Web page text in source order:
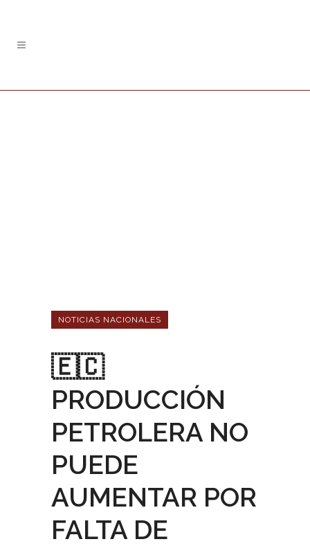
NOTICIAS NACIONALES
🇪🇨
PRODUCCIÓN
PETROLERA NO
PUEDE
AUMENTAR POR
FALTA DE